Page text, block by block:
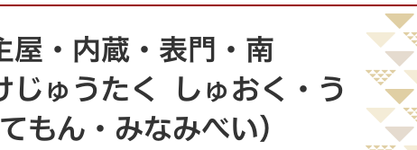
屋・内蔵・表門・南
じゅうたく しゅおく・う
もん・みなみべい）